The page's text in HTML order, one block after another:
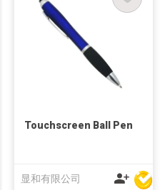
Touchscreen Ball Pen
显和有限公司